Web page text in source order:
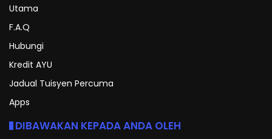
Utama
F.A.Q
Hubungi
Kredit AYU
Jadual Tuisyen Percuma
Apps
DIBAWAKAN KEPADA ANDA OLEH